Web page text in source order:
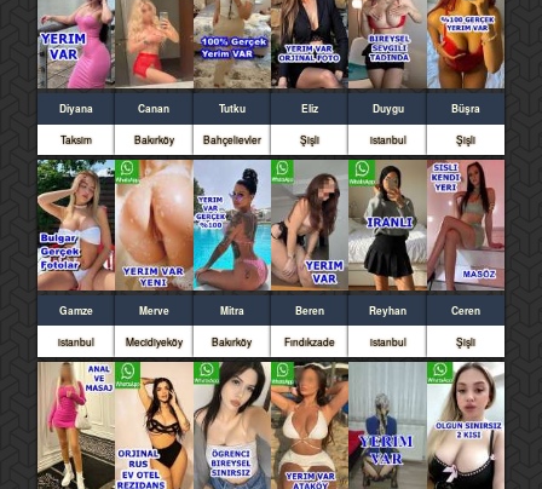
Diyana
Taksim
Canan
Bakırköy
Tutku
Bahçelievler
Eliz
Şişli
Duygu
istanbul
Büşra
Şişli
Gamze
istanbul
Merve
Mecidiyeköy
Mitra
Bakırköy
Beren
Fındıkzade
Reyhan
istanbul
Ceren
Şişli